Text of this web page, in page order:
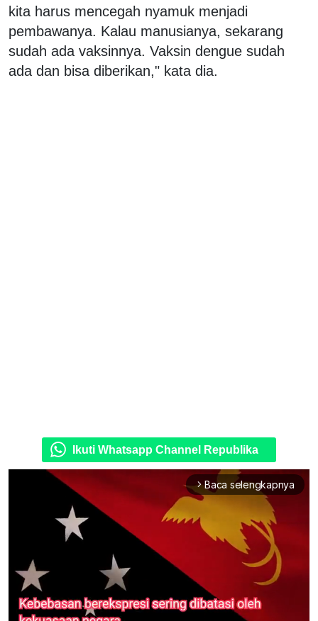
kita harus mencegah nyamuk menjadi
pembawanya. Kalau manusianya, sekarang
sudah ada vaksinnya. Vaksin dengue sudah
ada dan bisa diberikan," kata dia.
Ikuti Whatsapp Channel Republika
arrow_forward_ios Baca selengkapnya